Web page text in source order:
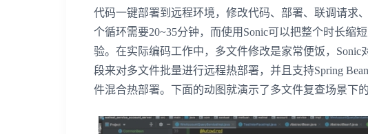
代码一键部署到远程环境，修改代码、部署、联调请求
个循环需要20~35分钟，而使用Sonic可以把整个时长缩
验。在实际编码工作中，多文件修改是家常便饭，
段来对多文件批量进行远程热部署，并且支持Spring
件混合热部署。下面的动图就演示了多文件复查场景下的